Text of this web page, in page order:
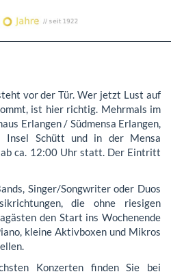
vor der Tür. Wer jetzt Lust auf
ist hier richtig. Mehrmals im
Erlangen / Südmensa Erlangen,
Insel Schütt und in der Mensa
ca. 12:00 Uhr statt. Der Eintritt
Singer/Songwriter oder Duos
die ohne riesigen
den Start ins Wochenende
kleine Aktivboxen und Mikros
Konzerten finden Sie bei